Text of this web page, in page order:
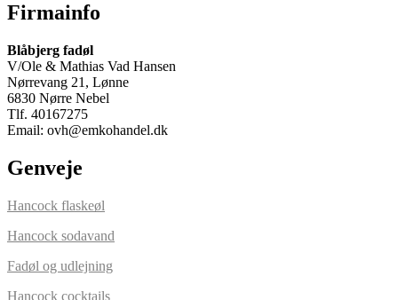
Firmainfo
Blåbjerg fadøl
V/Ole & Mathias Vad Hansen
Nørrevang 21, Lønne
6830 Nørre Nebel
Tlf. 40167275
Email: ovh@emkohandel.dk
Genveje
Hancock flaskeøl
Hancock sodavand
Fadøl og udlejning
Hancock cocktails